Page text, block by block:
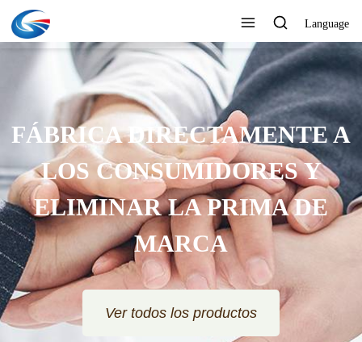
Language
FÁBRICA DIRECTAMENTE A
LOS CONSUMIDORES Y
ELIMINAR LA PRIMA DE
MARCA
Ver todos los productos